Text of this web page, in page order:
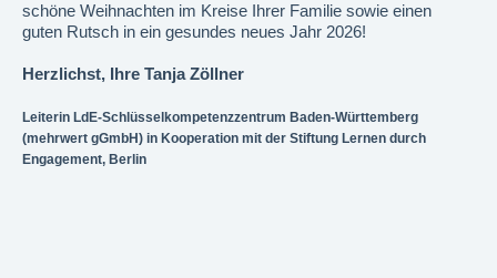
schöne Weihnachten im Kreise Ihrer Familie sowie einen
guten Rutsch in ein gesundes neues Jahr 2026!
Herzlichst, Ihre Tanja Zöllner
Leiterin LdE-Schlüsselkompetenzzentrum Baden-Württemberg
(mehrwert gGmbH) in Kooperation mit der Stiftung Lernen durch
Engagement, Berlin